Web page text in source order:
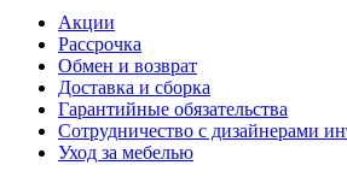
Акции
Рассрочка
Обмен и возврат
Доставка и сборка
Гарантийные обязательства
Сотрудничество с дизайнерами
Уход за мебелью